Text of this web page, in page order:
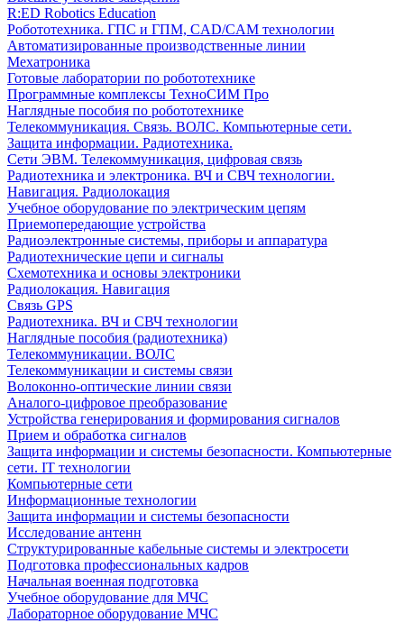
R:ED Robotics Education
Робототехника. ГПС и ГПМ, CAD/CAM технологии
Автоматизированные производственные линии
Мехатроника
Готовые лаборатории по робототехнике
Программные комплексы ТехноСИМ Про
Наглядные пособия по робототехнике
Телекоммуникация. Связь. ВОЛС. Компьютерные сети.
Защита информации. Радиотехника.
Сети ЭВМ. Телекоммуникация, цифровая связь
Радиотехника и электроника. ВЧ и СВЧ технологии.
Навигация. Радиолокация
Учебное оборудование по электрическим цепям
Приемопередающие устройства
Радиоэлектронные системы, приборы и аппаратура
Радиотехнические цепи и сигналы
Схемотехника и основы электроники
Радиолокация. Навигация
Связь GPS
Радиотехника. ВЧ и СВЧ технологии
Наглядные пособия (радиотехника)
Телекоммуникации. ВОЛС
Телекоммуникации и системы связи
Волоконно-оптические линии связи
Аналого-цифровое преобразование
Устройства генерирования и формирования сигналов
Прием и обработка сигналов
Защита информации и системы безопасности. Компьютерные
сети. IT технологии
Компьютерные сети
Информационные технологии
Защита информации и системы безопасности
Исследование антенн
Структурированные кабельные системы и электросети
Подготовка профессиональных кадров
Начальная военная подготовка
Учебное оборудование для МЧС
Лабораторное оборудование МЧС